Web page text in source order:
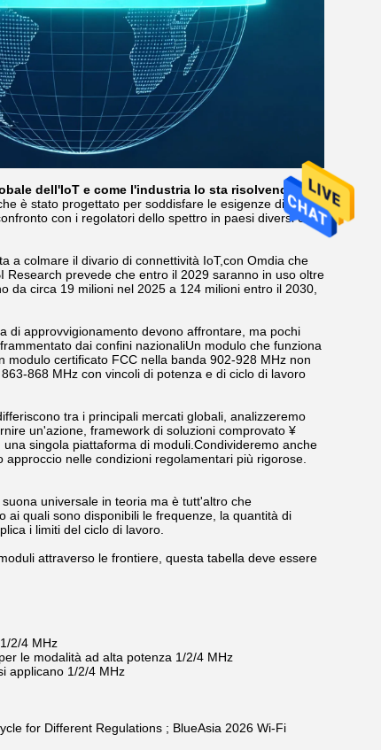
dell'IoT e come l'industria lo sta risolvendo
è stato progettato per soddisfare le esigenze di tutti.Il
con i regolatori dello spettro in paesi diversi con
a colmare il divario di connettività IoT,con Omdia che
prevede che entro il 2029 saranno in uso oltre
da circa 19 milioni nel 2025 a 124 milioni entro il 2030,
di approvvigionamento devono affrontare, ma pochi
dai confini nazionaliUn modulo che funziona
certificato FCC nella banda 902-928 MHz non
868 MHz con vincoli di potenza e di ciclo di lavoro
tra i principali mercati globali, analizzeremo
un'azione, framework di soluzioni comprovato ¥
singola piattaforma di moduli.Condivideremo anche
nelle condizioni regolamentari più rigorose.
universale in teoria ma è tutt'altro che
ai quali sono disponibili le frequenze, la quantità di
i limiti del ciclo di lavoro.
attraverso le frontiere, questa tabella deve essere
2/4 MHz
le modalità ad alta potenza 1/2/4 MHz
applicano 1/2/4 MHz
for Different Regulations ; BlueAsia 2026 Wi-Fi